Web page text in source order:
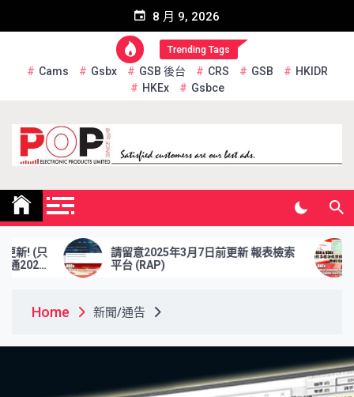
8 月 9, 2026
Trending Tags
Cams Gsbx GSB 後台 CRS GSB
HKIDR
HKEx
Gsbce
Pop Electronic Products
Limited
請留意2025年3月7日前更新 報表檢索
平台 (RAP)
於2025年2
資格證券
Home 新聞/通告